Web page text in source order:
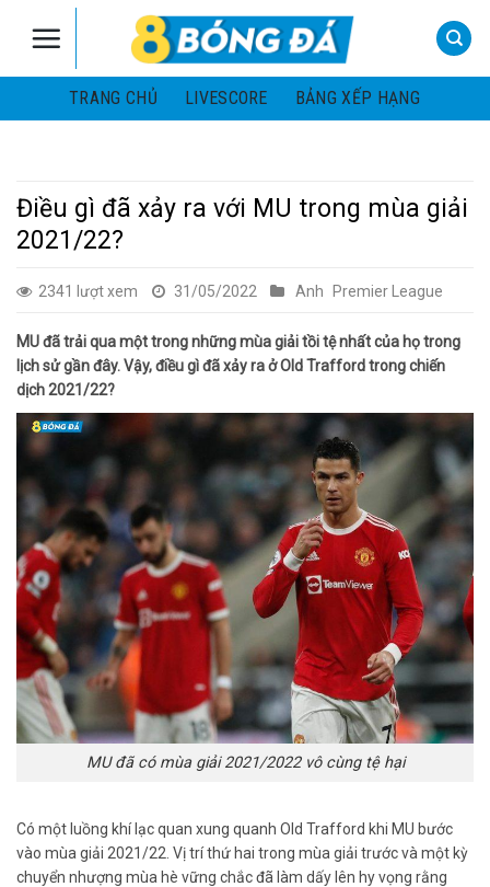
TRANG CHỦ
LIVESCORE BẢNG XẾP HẠNG
Điều gì đã xảy ra với MU trong mùa giải
2021/22?
2341 lượt xem 31/05/2022 Anh Premier League
MU đã trải qua một trong những mùa giải tồi tệ nhất của họ trong
lịch sử gần đây. Vậy, điều gì đã xảy ra ở Old Trafford trong chiến
dịch 2021/22?
MU đã có mùa giải 2021/2022 vô cùng tệ hại
Có một luồng khí lạc quan xung quanh Old Trafford khi MU bước
vào mùa giải 2021/22. Vị trí thứ hai trong mùa giải trước và một kỳ
chuyển nhượng mùa hè vững chắc đã làm dấy lên hy vọng rằng